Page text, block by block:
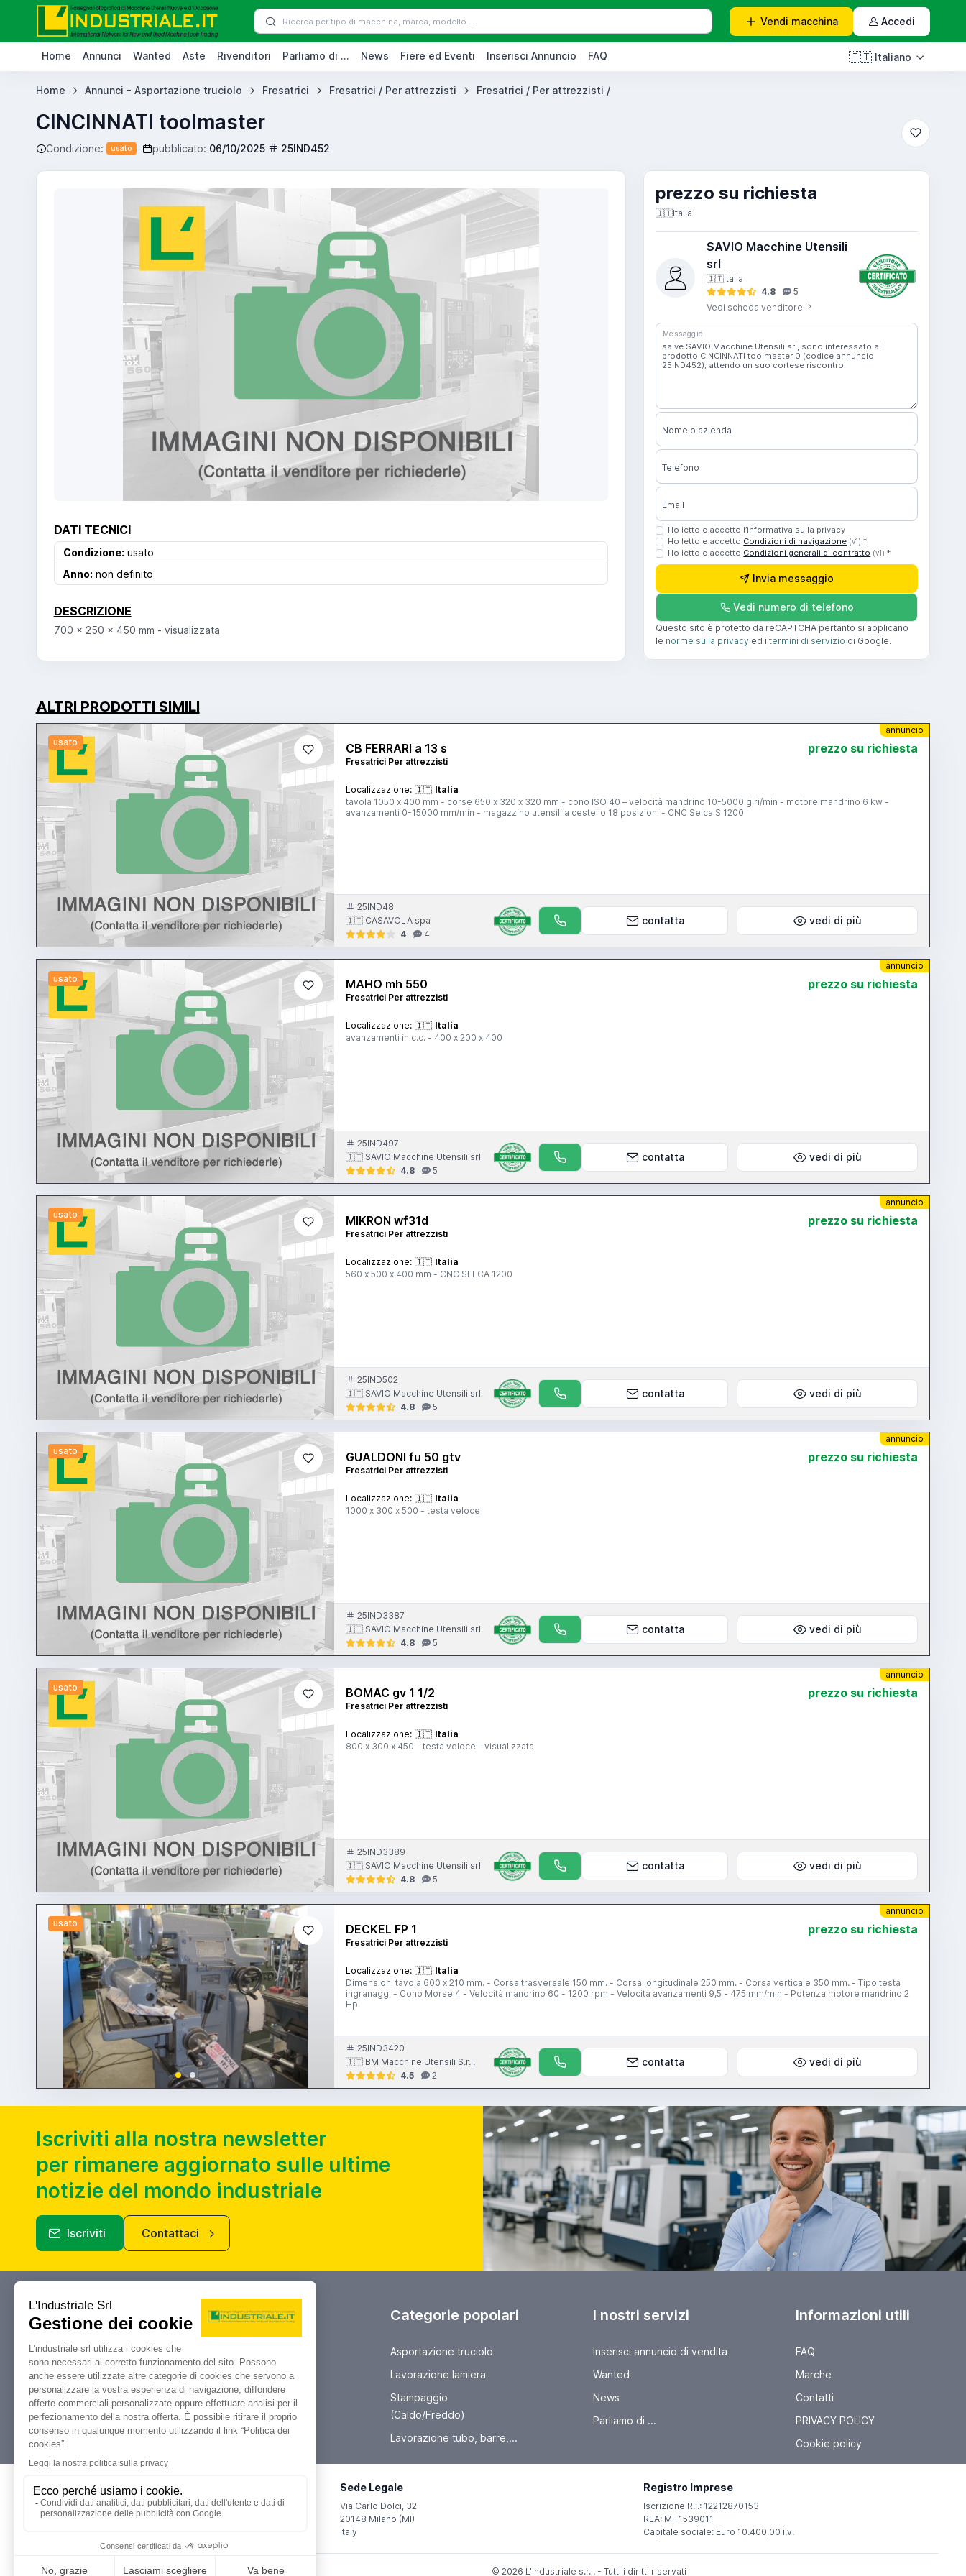
Vendi macchina Accedi
Home Annunci Wanted Aste Rivenditori Parliamo di ... News Fiere ed Eventi Inserisci Annuncio FAQ 🇮🇹 Italiano
Home Annunci - Asportazione truciolo Fresatrici Fresatrici / Per attrezzisti Fresatrici / Per attrezzisti /
CINCINNATI toolmaster
Condizione: usato pubblicato: 06/10/2025 25IND452
DATI TECNICI
Condizione: usato
Anno: non definito
DESCRIZIONE
700 x 250 x 450 mm - visualizzata
prezzo su richiesta
🇮🇹Italia
SAVIO Macchine Utensili
srl
🇮🇹Italia
4.8
5
Vedi scheda venditore
Messaggio
Nome o azienda
Telefono
Email
Ho letto e accetto l’informativa sulla privacy
Ho letto e accetto Condizioni di navigazione (v1) *
Ho letto e accetto Condizioni generali di contratto (v1) *
Invia messaggio
Vedi numero di telefono
Questo sito è protetto da reCAPTCHA pertanto si applicano
le norme sulla privacy ed itermini di servizio di Google.
ALTRI PRODOTTI SIMILI
usato
annuncio
CB FERRARI a 13 s
Fresatrici Per attrezzisti
prezzo su richiesta
Localizzazione: 🇮🇹 Italia
tavola 1050 x 400 mm - corse 650 x 320 x 320 mm - cono ISO 40 – velocità mandrino 10-5000 giri/min - motore mandrino 6 kw -
avanzamenti 0-15000 mm/min - magazzino utensili a cestello 18 posizioni - CNC Selca S 1200
25IND48
🇮🇹 CASAVOLA spa
4
4
contatta vedi di più
usato
annuncio
MAHO mh 550
Fresatrici Per attrezzisti
prezzo su richiesta
Localizzazione: 🇮🇹 Italia
avanzamenti in c.c. - 400 x 200 x 400
25IND497
🇮🇹 SAVIO Macchine Utensili srl
4.8
5
contatta vedi di più
usato
annuncio
MIKRON wf31d
Fresatrici Per attrezzisti
prezzo su richiesta
Localizzazione: 🇮🇹 Italia
560 x 500 x 400 mm - CNC SELCA 1200
25IND502
🇮🇹 SAVIO Macchine Utensili srl
4.8
5
contatta vedi di più
usato
annuncio
GUALDONI fu 50 gtv
Fresatrici Per attrezzisti
prezzo su richiesta
Localizzazione: 🇮🇹 Italia
1000 x 300 x 500 - testa veloce
25IND3387
🇮🇹 SAVIO Macchine Utensili srl
4.8
5
contatta vedi di più
usato
annuncio
BOMAC gv 1 1/2
Fresatrici Per attrezzisti
prezzo su richiesta
Localizzazione: 🇮🇹 Italia
800 x 300 x 450 - testa veloce - visualizzata
25IND3389
🇮🇹 SAVIO Macchine Utensili srl
4.8
5
contatta vedi di più
usato
annuncio
DECKEL FP 1
Fresatrici Per attrezzisti
prezzo su richiesta
Localizzazione: 🇮🇹 Italia
Dimensioni tavola 600 x 210 mm. - Corsa trasversale 150 mm. - Corsa longitudinale 250 mm. - Corsa verticale 350 mm. - Tipo testa
ingranaggi - Cono Morse 4 - Velocità mandrino 60 - 1200 rpm - Velocità avanzamenti 9,5 - 475 mm/min - Potenza motore mandrino 2
Hp
25IND3420
🇮🇹 BM Macchine Utensili S.r.l.
4.5
2
contatta vedi di più
Iscriviti alla nostra newsletter
per rimanere aggiornato sulle ultime
notizie del mondo industriale
Iscriviti Contattaci
Industriale.it
Il tuo portale di riferimento per
compravendita, aste e liquidazioni di
macchine utensili e macchinari
industriali.
Categorie popolari
Asportazione truciolo
Lavorazione lamiera
Stampaggio
(Caldo/Freddo)
Lavorazione tubo, barre,...
I nostri servizi
Inserisci annuncio di vendita
Wanted
News
Parliamo di ...
Informazioni utili
FAQ
Marche
Contatti
PRIVACY POLICY
Cookie policy
Dati Legali
L'industriale s.r.l.
P. IVA: 12212870153
Sede Legale
Via Carlo Dolci, 32
20148 Milano (MI)
Italy
Registro Imprese
Iscrizione R.I.: 12212870153
REA: MI-1539011
Capitale sociale: Euro 10.400,00 i.v.
Contatti © 2026 L'industriale s.r.l. - Tutti i diritti riservati